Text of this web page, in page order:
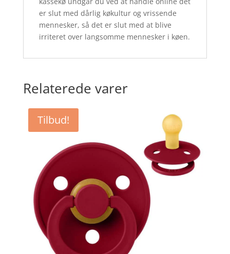
er slut med dårlig køkultur og vrissende
mennesker, så det er slut med at blive
irriteret over langsomme mennesker i køen.
Relaterede varer
Tilbud!